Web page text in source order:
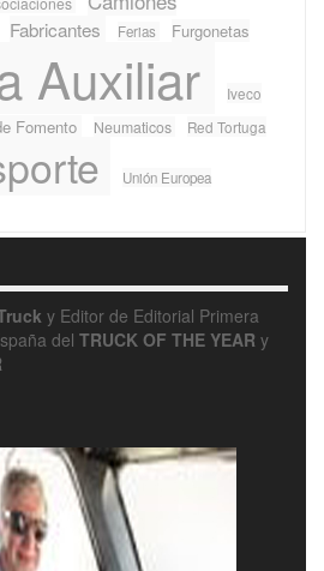
Fabricantes Ferias Furgonetas
Auxiliar
Iveco
Fomento Neumaticos Red Tortuga
Unión Europea
y Editor de Editorial Primera
del TRUCK OF THE YEAR y